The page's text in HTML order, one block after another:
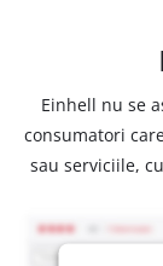
Einhell nu se
consumatori
sau serviciile,